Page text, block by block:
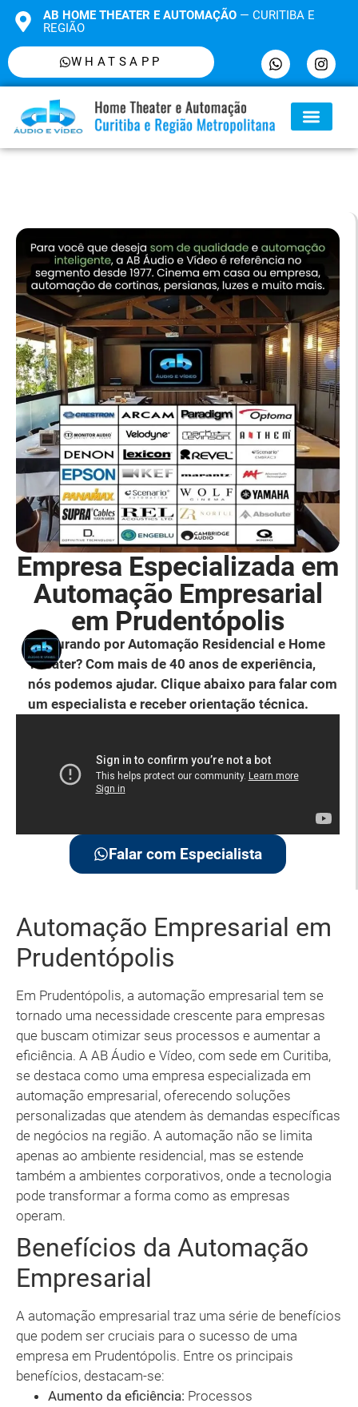
AB HOME THEATER E AUTOMAÇÃO— CURITIBA E
REGIÃO
WHATSAPP
Empresa Especializada em
Automação Empresarial
em Prudentópolis
Procurando por Automação Residencial e Home
Theater? Com mais de 40 anos de experiência,
nós podemos ajudar. Clique abaixo para falar com
um especialista e receber orientação técnica.
Falar com Especialista
Automação Empresarial em
Prudentópolis
Em Prudentópolis, a automação empresarial tem se
tornado uma necessidade crescente para empresas
que buscam otimizar seus processos e aumentar a
eficiência. A AB Áudio e Vídeo, com sede em Curitiba,
se destaca como uma empresa especializada em
automação empresarial, oferecendo soluções
personalizadas que atendem às demandas específicas
de negócios na região. A automação não se limita
apenas ao ambiente residencial, mas se estende
também a ambientes corporativos, onde a tecnologia
pode transformar a forma como as empresas
operam.
Benefícios da Automação
Empresarial
A automação empresarial traz uma série de benefícios
que podem ser cruciais para o sucesso de uma
empresa em Prudentópolis. Entre os principais
benefícios, destacam-se:
Aumento da eficiência: Processos